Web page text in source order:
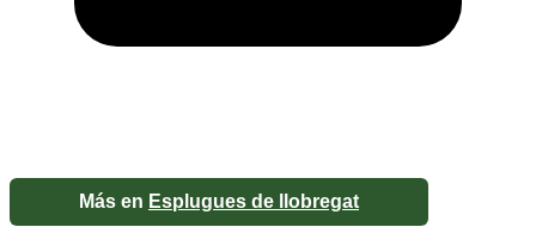
Más en Esplugues de llobregat